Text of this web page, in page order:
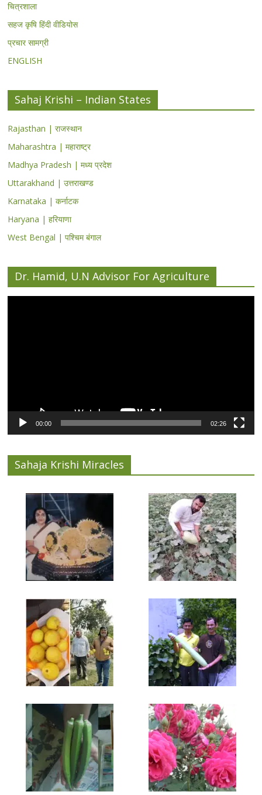
चित्रशाला
सहज कृषि हिंदी वीडियोस
प्रचार सामग्री
ENGLISH
Sahaj Krishi – Indian States
Rajasthan | राजस्थान
Maharashtra | महाराष्ट्र
Madhya Pradesh | मध्य प्रदेश
Uttarakhand | उत्तराखण्ड
Karnataka | कर्नाटक
Haryana | हरियाणा
West Bengal | पश्चिम बंगाल
Dr. Hamid, U.N Advisor For Agriculture
00:00 02:26
Sahaja Krishi Miracles